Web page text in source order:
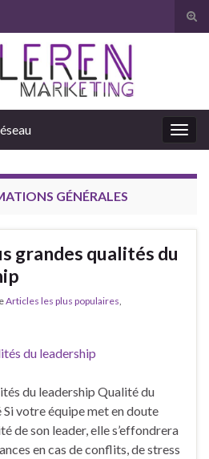
GÉNÉRALES
grandes qualités du
Articles les plus populaires
du leadership Qualité du
votre équipe met en doute
de son leader, elle s’effondrera
en cas de conflits, de stress